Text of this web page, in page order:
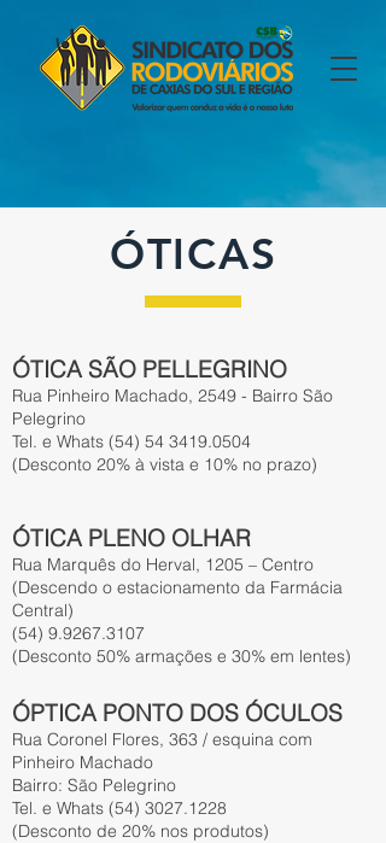
ÓTICAS
ÓTICA SÃO PELLEGRINO
Rua Pinheiro Machado, 2549 - Bairro São
Pelegrino
Tel. e Whats (54) 54 3419.0504
(Desconto 20% à vista e 10% no prazo)
ÓTICA PLENO OLHAR
Rua Marquês do Herval, 1205 – Centro
(Descendo o estacionamento da Farmácia
Central)
(54) 9.9267.3107
(Desconto 50% armações e 30% em lentes)
ÓPTICA PONTO DOS ÓCULOS
Rua Coronel Flores, 363 / esquina com
Pinheiro Machado
Bairro: São Pelegrino
Tel. e Whats (54) 3027.1228
(Desconto de 20% nos produtos)